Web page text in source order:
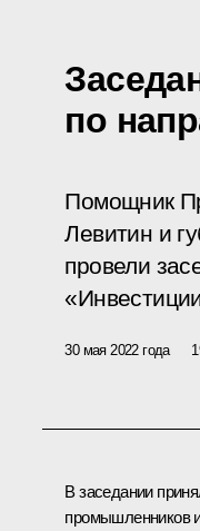
по
Помощник
Левитин и
провели
30 мая 2022 года
В заседании
промышленников